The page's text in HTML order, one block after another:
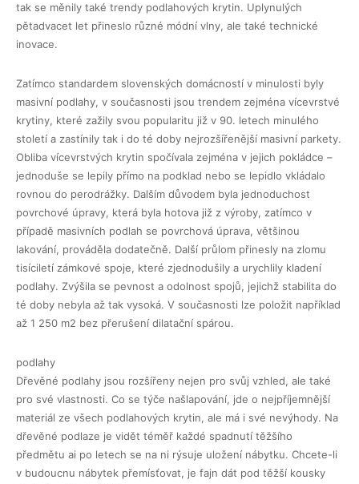
tak se měnily také trendy podlahových krytin. Uplynulých
pětadvacet let přineslo různé módní vlny, ale také technické
inovace.
Zatímco standardem slovenských domácností v minulosti byly
masivní podlahy, v současnosti jsou trendem zejména vícevrstvé
krytiny, které zažily svou popularitu již v 90. letech minulého
století a zastínily tak i do té doby nejrozšířenější masivní parkety.
Obliba vícevrstvých krytin spočívala zejména v jejich pokládce –
jednoduše se lepily přímo na podklad nebo se lepidlo vkládalo
rovnou do perodrážky. Dalším důvodem byla jednoduchost
povrchové úpravy, která byla hotova již z výroby, zatímco v
případě masivních podlah se povrchová úprava, většinou
lakování, prováděla dodatečně. Další průlom přinesly na zlomu
tisíciletí zámkové spoje, které zjednodušily a urychlily kladení
podlahy. Zvýšila se pevnost a odolnost spojů, jejichž stabilita do
té doby nebyla až tak vysoká. V současnosti lze položit například
až 1 250 m2 bez přerušení dilatační spárou.
podlahy
Dřevěné podlahy jsou rozšířeny nejen pro svůj vzhled, ale také
pro své vlastnosti. Co se týče našlapování, jde o nejpříjemnější
materiál ze všech podlahových krytin, ale má i své nevýhody. Na
dřevěné podlaze je vidět téměř každé spadnutí těžšího
předmětu ai po letech se na ni rýsuje uložení nábytku. Chcete-li
v budoucnu nábytek přemísťovat, je fajn dát pod těžší kousky